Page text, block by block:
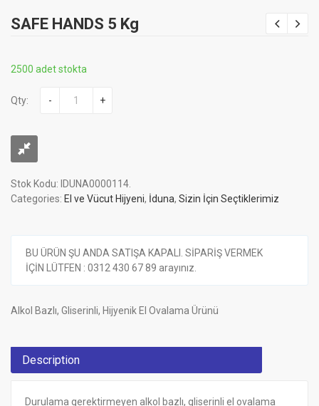
SAFE HANDS 5 Kg
2500 adet stokta
Qty: - +
Stok Kodu: IDUNA0000114.
Categories: El ve Vücut Hijyeni, İduna, Sizin İçin Seçtiklerimiz
BU ÜRÜN ŞU ANDA SATIŞA KAPALI. SİPARİŞ VERMEK
İÇİN LÜTFEN : 0312 430 67 89 arayınız.
Alkol Bazlı, Gliserinli, Hijyenik El Ovalama Ürünü
Description
Durulama gerektirmeyen alkol bazlı, gliserinli el ovalama